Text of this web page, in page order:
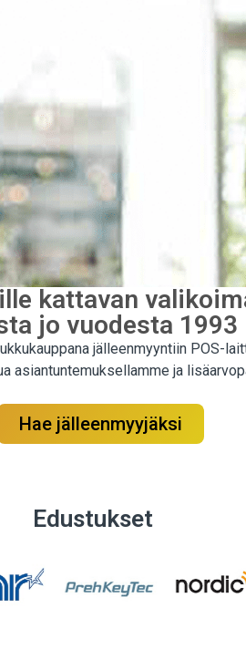
kattavan
jo vuodesta 1993
jälleenmyyntiin POS-
asiantuntemuksellamme ja
Hae jälleenmyyjäksi
Edustukset